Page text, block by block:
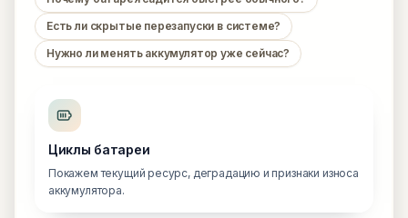
Есть ли скрытые перезапуски в системе?
Нужно ли менять аккумулятор уже сейчас?
Циклы батареи
Покажем текущий ресурс, деградацию и признаки износа
аккумулятора.